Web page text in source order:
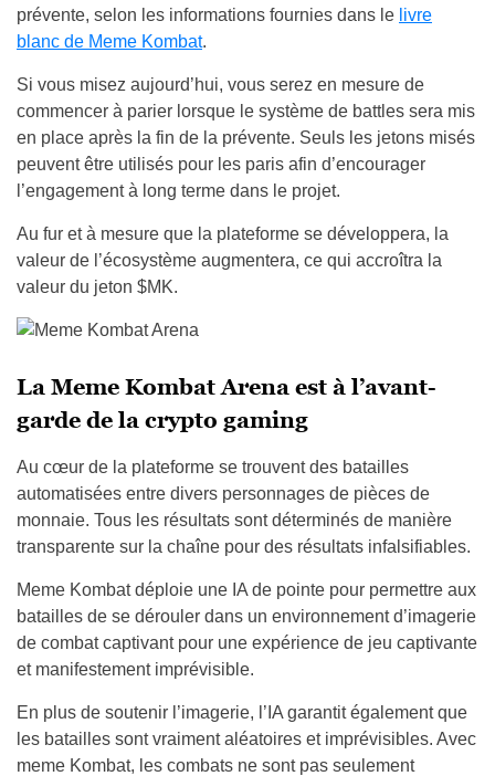
prévente, selon les informations fournies dans le livre
blanc de Meme Kombat.
Si vous misez aujourd’hui, vous serez en mesure de
commencer à parier lorsque le système de battles sera mis
en place après la fin de la prévente. Seuls les jetons misés
peuvent être utilisés pour les paris afin d’encourager
l’engagement à long terme dans le projet.
Au fur et à mesure que la plateforme se développera, la
valeur de l’écosystème augmentera, ce qui accroîtra la
valeur du jeton $MK.
La Meme Kombat Arena est à l’avant-
garde de la crypto gaming
Au cœur de la plateforme se trouvent des batailles
automatisées entre divers personnages de pièces de
monnaie. Tous les résultats sont déterminés de manière
transparente sur la chaîne pour des résultats infalsifiables.
Meme Kombat déploie une IA de pointe pour permettre aux
batailles de se dérouler dans un environnement d’imagerie
de combat captivant pour une expérience de jeu captivante
et manifestement imprévisible.
En plus de soutenir l’imagerie, l’IA garantit également que
les batailles sont vraiment aléatoires et imprévisibles. Avec
meme Kombat, les combats ne sont pas seulement